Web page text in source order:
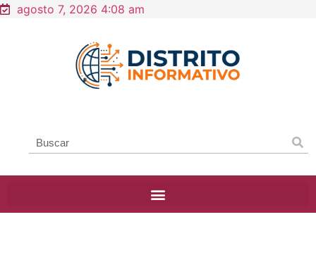
agosto 7, 2026 4:08 am